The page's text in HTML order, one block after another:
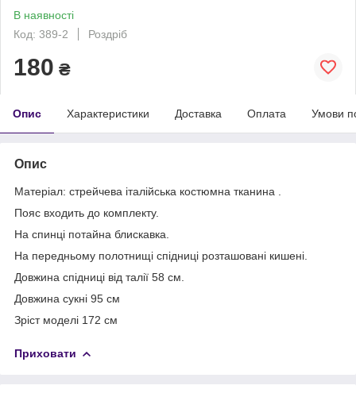
В наявності
Код: 389-2
Роздріб
180 ₴
Опис Характеристики Доставка Оплата Умови
Опис
Матеріал: стрейчева італійська костюмна тканина .
Пояс входить до комплекту.
На спинці потайна блискавка.
На передньому полотнищі спідниці розташовані кишені.
Довжина спідниці від талії 58 см.
Довжина сукні 95 см
Зріст моделі 172 см
Приховати